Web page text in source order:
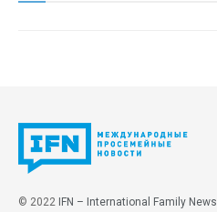
© 2022 IFN – International Family News